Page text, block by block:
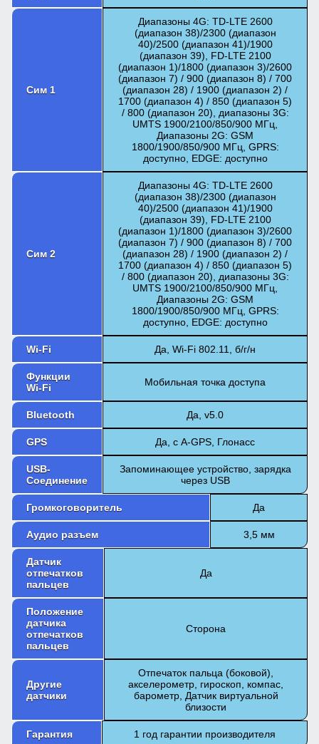
Сим 1
Диапазоны 4G: TD-LTE 2600
(диапазон 38)/2300 (диапазон
40)/2500 (диапазон 41)/1900
(диапазон 39), FD-LTE 2100
(диапазон 1)/1800 (диапазон 3)/2600
(диапазон 7) / 900 (диапазон 8) / 700
(диапазон 28) / 1900 (диапазон 2) /
1700 (диапазон 4) / 850 (диапазон 5)
/ 800 (диапазон 20), диапазоны 3G:
UMTS 1900/2100/850/900 МГц,
Диапазоны 2G: GSM
1800/1900/850/900 МГц, GPRS:
доступно, EDGE: доступно
Сим 2
Диапазоны 4G: TD-LTE 2600
(диапазон 38)/2300 (диапазон
40)/2500 (диапазон 41)/1900
(диапазон 39), FD-LTE 2100
(диапазон 1)/1800 (диапазон 3)/2600
(диапазон 7) / 900 (диапазон 8) / 700
(диапазон 28) / 1900 (диапазон 2) /
1700 (диапазон 4) / 850 (диапазон 5)
/ 800 (диапазон 20), диапазоны 3G:
UMTS 1900/2100/850/900 МГц,
Диапазоны 2G: GSM
1800/1900/850/900 МГц, GPRS:
доступно, EDGE: доступно
Wi-Fi Да, Wi-Fi 802.11, б/г/н
Функции
Wi-Fi
Мобильная точка доступа
Bluetooth Да, v5.0
GPS Да, с A-GPS, Глонасс
USB-
Соединение
Запоминающее устройство, зарядка
через USB
Громкоговоритель Да
Аудио разъем 3,5 мм
Датчик
отпечатков
пальцев
Да
Положение
датчика
отпечатков
пальцев
Сторона
Другие
датчики
Отпечаток пальца (боковой),
акселерометр, гироскоп, компас,
барометр, Датчик виртуальной
близости
Гарантия 1 год гарантии производителя